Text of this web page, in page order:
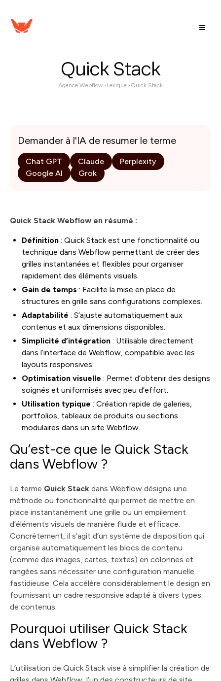
Quick Stack
Agence Webflow> Lexique> Quick Stack
Demander à l'IA de resumer le terme
Chat GPT Claude
Perplexity
Google AI
Grok
Quick Stack Webflow en résumé :
Définition : Quick Stack est une fonctionnalité ou
technique dans Webflow permettant de créer des
grilles instantanées et flexibles pour organiser
rapidement des éléments visuels.
Gain de temps : Facilite la mise en place de
structures en grille sans configurations complexes.
Adaptabilité : S’ajuste automatiquement aux
contenus et aux dimensions disponibles.
Simplicité d’intégration : Utilisable directement
dans l’interface de Webflow, compatible avec les
layouts responsives.
Optimisation visuelle : Permet d’obtenir des designs
soignés et uniformisés avec peu d’effort.
Utilisation typique : Création rapide de galeries,
portfolios, tableaux de produits ou sections
modulaires dans un site Webflow.
Qu’est-ce que le Quick Stack
dans Webflow ?
Le terme Quick Stack dans Webflow désigne une
méthode ou fonctionnalité qui permet de mettre en
place instantanément une grille ou un empilement
d’éléments visuels de manière fluide et efficace.
Concrètement, il s’agit d’un système de disposition qui
organise automatiquement les blocs de contenu
(comme des images, cartes, textes) en colonnes et
rangées sans nécessiter une configuration manuelle
fastidieuse. Cela accélère considérablement le design en
fournissant un cadre responsive adapté à divers types
de contenus.
Pourquoi utiliser Quick Stack
dans Webflow ?
L’utilisation de Quick Stack vise à simplifier la création de